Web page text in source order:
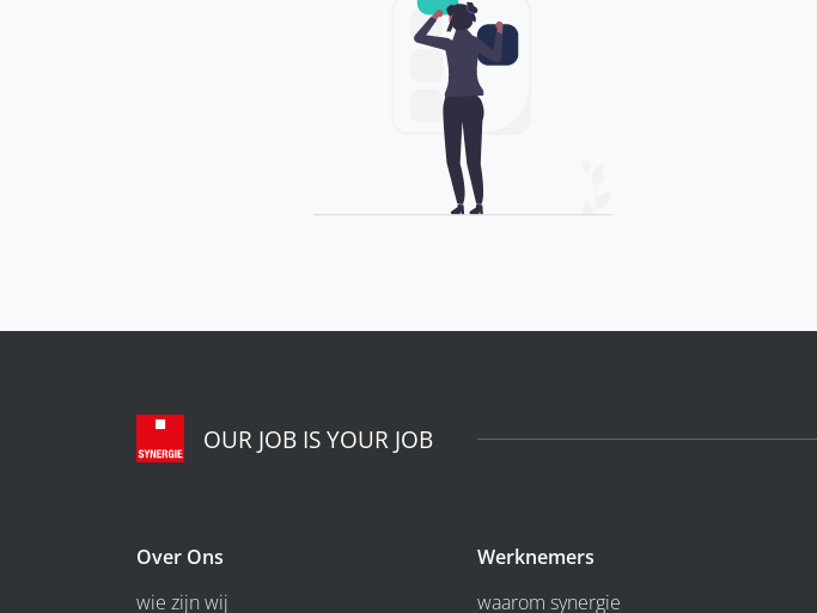
OUR JOB IS YOUR JOB
Over Ons
wie zijn wij
Werknemers
waarom synergie